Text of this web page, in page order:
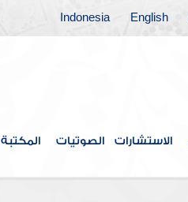
English
Indonesia
الاستشارات الصوتيات المكتبة